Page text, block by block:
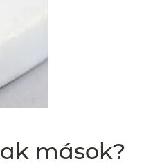
mások?